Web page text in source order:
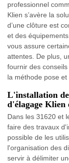
professionnel
Klien s’avère la
d’une clôture est
et des
vous assure
attentes. De plus,
fournir des
la méthode pose
L'installation
d'élagage Klien
Dans les 31620 et
faire des travaux
possible de les
l'organisation des
servir à délimiter